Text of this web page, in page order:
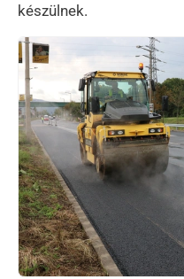
készülnek.
Kép